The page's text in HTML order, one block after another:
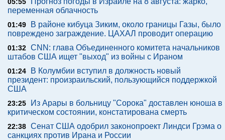
переменная облачность
01:49
В районе кибуца Зиким, около границы Газы, было
повреждено заграждение. ЦАХАЛ проводит операцию
01:32 CNN: глава Объединенного комитета начальников
штабов США ищет "выход" из войны с Ираном
01:24
В Колумбии вступил в должность новый
президент: произраильский, пользующийся поддержкой
США
23:25
Из Арары в больницу "Сорока" доставлен юноша в
критическом состоянии, констатирована смерть
22:38 Сенат США одобрил законопроект Линдси Грэма о
санкциях против Ирана и России